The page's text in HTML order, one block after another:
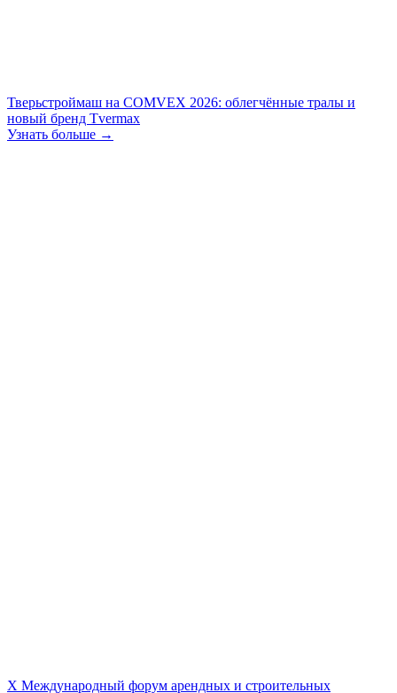
Тверьстроймаш на COMVEX 2026: облегчённые тралы и
новый бренд Tvermax
Узнать больше →
X Международный форум арендных и строительных